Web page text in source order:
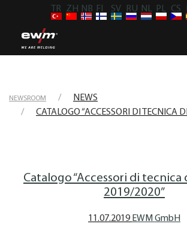
TR ZH NB FI SV RU NL PL CS
NEWSROOM
NEWS
CATALOGO “ACCESSORI DI TECNICA
Catalogo “Accessori di tecnica
2019/2020”
11.07.2019 EWM GmbH